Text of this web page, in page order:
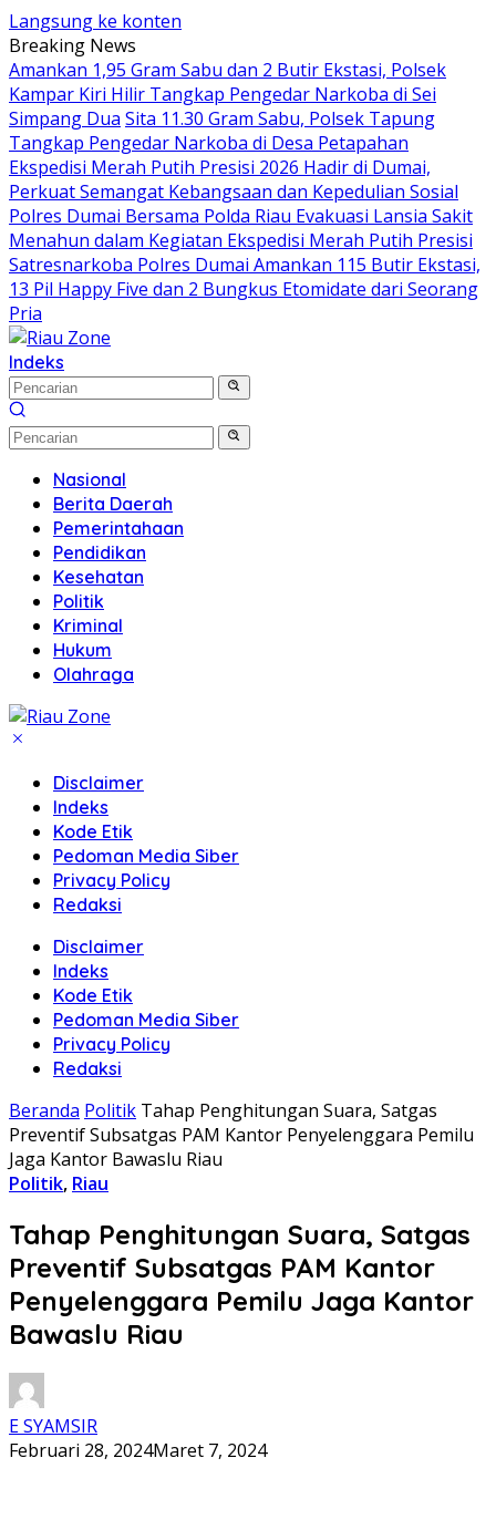
Langsung ke konten
Breaking News
Amankan 1,95 Gram Sabu dan 2 Butir Ekstasi, Polsek
Kampar Kiri Hilir Tangkap Pengedar Narkoba di Sei
Simpang Dua Sita 11.30 Gram Sabu, Polsek Tapung
Tangkap Pengedar Narkoba di Desa Petapahan
Ekspedisi Merah Putih Presisi 2026 Hadir di Dumai,
Perkuat Semangat Kebangsaan dan Kepedulian Sosial
Polres Dumai Bersama Polda Riau Evakuasi Lansia Sakit
Menahun dalam Kegiatan Ekspedisi Merah Putih Presisi
Satresnarkoba Polres Dumai Amankan 115 Butir Ekstasi,
13 Pil Happy Five dan 2 Bungkus Etomidate dari Seorang
Pria
Indeks
Nasional
Berita Daerah
Pemerintahaan
Pendidikan
Kesehatan
Politik
Kriminal
Hukum
Olahraga
Disclaimer
Indeks
Kode Etik
Pedoman Media Siber
Privacy Policy
Redaksi
Disclaimer
Indeks
Kode Etik
Pedoman Media Siber
Privacy Policy
Redaksi
Beranda Politik Tahap Penghitungan Suara, Satgas
Preventif Subsatgas PAM Kantor Penyelenggara Pemilu
Jaga Kantor Bawaslu Riau
Politik, Riau
Tahap Penghitungan Suara, Satgas
Preventif Subsatgas PAM Kantor
Penyelenggara Pemilu Jaga Kantor
Bawaslu Riau
E SYAMSIR
Februari 28, 2024Maret 7, 2024